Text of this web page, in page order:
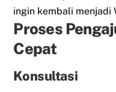
ingin kembali menjadi
Proses
Cepat
Konsultasi